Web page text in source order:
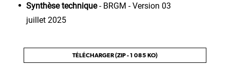
Synthèse technique- BRGM - Version 03
juillet 2025
TÉLÉCHARGER (ZIP - 1 085 KO)